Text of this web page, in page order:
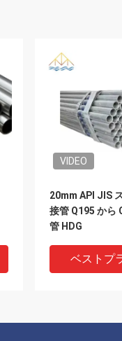
VIDEO
20mm API JIS
接管 Q195 から
管 HDG
ベストプ